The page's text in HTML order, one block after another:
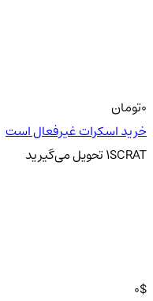
0تومان
خرید اسکرات غیرفعال است
1SCRAT تحویلمی‌گیرید
0$